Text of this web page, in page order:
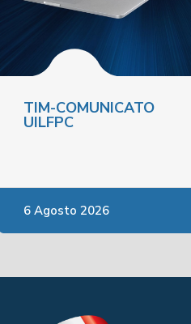
TIM-COMUNICATO
UILFPC
6 Agosto 2026